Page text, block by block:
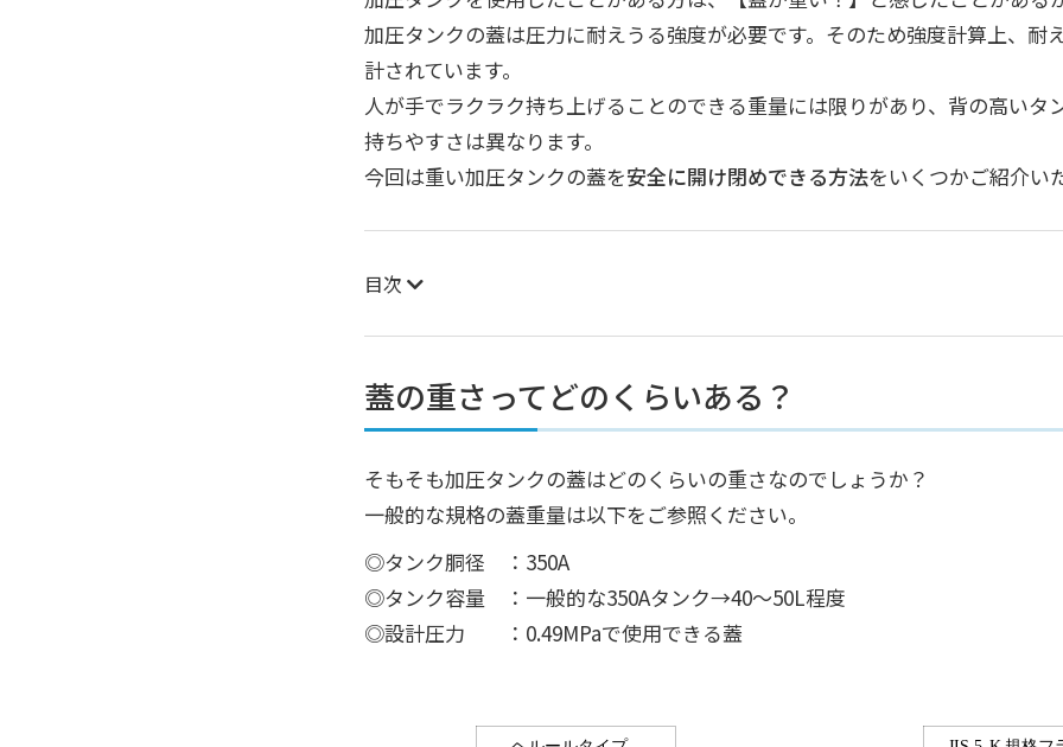
加圧タンクの蓋は圧力に耐えうる強度が必要です。そのため強度計算上、耐
計されています。
人が手でラクラク持ち上げることのできる重量には限りがあり、背の高いタ
持ちやすさは異なります。
今回は重い加圧タンクの蓋を安全に開け閉めできる方法をいくつかご紹介い
目次
蓋の重さってどのくらいある？
そもそも加圧タンクの蓋はどのくらいの重さなのでしょうか？
一般的な規格の蓋重量は以下をご参照ください。
◎タンク胴径 ：350A
◎タンク容量 ：一般的な350Aタンク→40～50L程度
◎設計圧力 ：0.49MPaで使用できる蓋